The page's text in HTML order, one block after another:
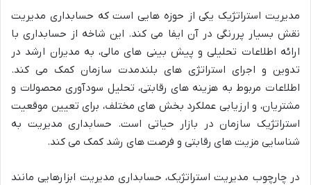
مدیریت استراتژیک یکی از حوزه هایی است که حسابداری مدیریت
نقش بسیار پررنگی در آن ایفا می کند. این شاخه از حسابداری با
ارائه اطلاعات تحلیلی و پیش بینی های مالی، به مدیران ارشد در
تدوین و اجرای استراتژی های بلندمدت سازمان کمک می کند.
اطلاعات مربوط به هزینه های رقابتی، تحلیل سودآوری محصولات و
مشتریان، و ارزیابی عملکرد بخش های مختلف، برای تعیین موقعیت
استراتژیک سازمان در بازار حیاتی است. حسابداری مدیریت به
شناسایی مزیت های رقابتی و فرصت های رشد کمک می کند.
در چارچوب مدیریت استراتژیک، حسابداری مدیریت ابزارهایی مانند